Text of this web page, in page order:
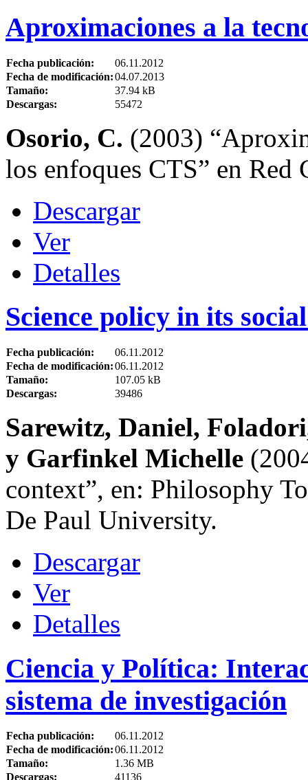
Aproximaciones a la
Fecha publicación:
06.11.2012
Fecha de modificación:04.07.2013
Tamaño:
37.94 kB
Descargas:
55472
Osorio, C. (2003)
los enfoques CTS” en
Descargar
Ver
Detalles
Science policy in its
Fecha publicación:
06.11.2012
Fecha de modificación:06.11.2012
Tamaño:
107.05 kB
Descargas:
39486
Sarewitz, Daniel,
y Garfinkel Michelle
context”, en: Philosophy
De Paul University.
Descargar
Ver
Detalles
Ciencia y Política:
sistema de investigación
Fecha publicación:
06.11.2012
Fecha de modificación:06.11.2012
Tamaño:
1.36 MB
Descargas:
41136